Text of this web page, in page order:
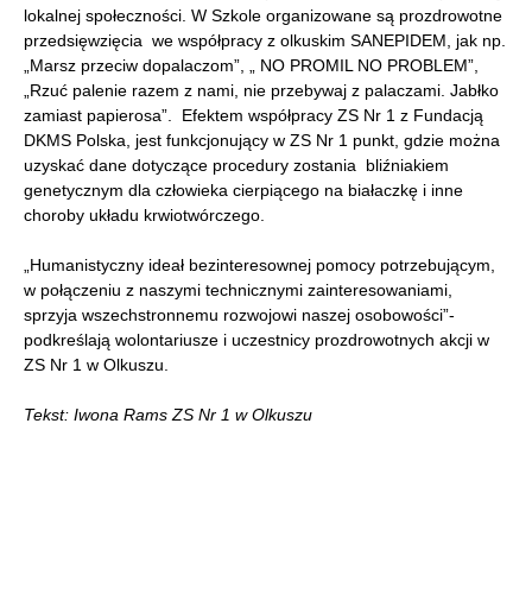
lokalnej społeczności. W Szkole organizowane są prozdrowotne
przedsięwzięcia we współpracy z olkuskim SANEPIDEM, jak np.
„Marsz przeciw dopalaczom”, „ NO PROMIL NO PROBLEM”,
„Rzuć palenie razem z nami, nie przebywaj z palaczami. Jabłko
zamiast papierosa”. Efektem współpracy ZS Nr 1 z Fundacją
DKMS Polska, jest funkcjonujący w ZS Nr 1 punkt, gdzie można
uzyskać dane dotyczące procedury zostania bliźniakiem
genetycznym dla człowieka cierpiącego na białaczkę i inne
choroby układu krwiotwórczego.
„Humanistyczny ideał bezinteresownej pomocy potrzebującym,
w połączeniu z naszymi technicznymi zainteresowaniami,
sprzyja wszechstronnemu rozwojowi naszej osobowości”-
podkreślają wolontariusze i uczestnicy prozdrowotnych akcji w
ZS Nr 1 w Olkuszu.
Tekst: Iwona Rams ZS Nr 1 w Olkuszu